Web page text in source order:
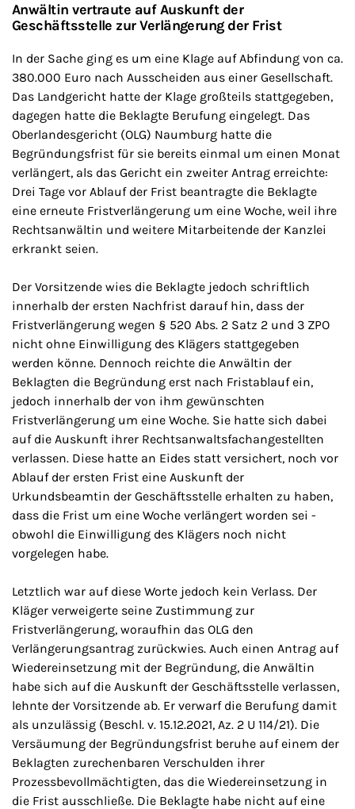
Anwältin vertraute auf Auskunft der
Geschäftsstelle zur Verlängerung der Frist
In der Sache ging es um eine Klage auf Abfindung von ca.
380.000 Euro nach Ausscheiden aus einer Gesellschaft.
Das Landgericht hatte der Klage großteils stattgegeben,
dagegen hatte die Beklagte Berufung eingelegt. Das
Oberlandesgericht (OLG) Naumburg hatte die
Begründungsfrist für sie bereits einmal um einen Monat
verlängert, als das Gericht ein zweiter Antrag erreichte:
Drei Tage vor Ablauf der Frist beantragte die Beklagte
eine erneute Fristverlängerung um eine Woche, weil ihre
Rechtsanwältin und weitere Mitarbeitende der Kanzlei
erkrankt seien.
Der Vorsitzende wies die Beklagte jedoch schriftlich
innerhalb der ersten Nachfrist darauf hin, dass der
Fristverlängerung wegen § 520 Abs. 2 Satz 2 und 3 ZPO
nicht ohne Einwilligung des Klägers stattgegeben
werden könne. Dennoch reichte die Anwältin der
Beklagten die Begründung erst nach Fristablauf ein,
jedoch innerhalb der von ihm gewünschten
Fristverlängerung um eine Woche. Sie hatte sich dabei
auf die Auskunft ihrer Rechtsanwaltsfachangestellten
verlassen. Diese hatte an Eides statt versichert, noch vor
Ablauf der ersten Frist eine Auskunft der
Urkundsbeamtin der Geschäftsstelle erhalten zu haben,
dass die Frist um eine Woche verlängert worden sei -
obwohl die Einwilligung des Klägers noch nicht
vorgelegen habe.
Letztlich war auf diese Worte jedoch kein Verlass. Der
Kläger verweigerte seine Zustimmung zur
Fristverlängerung, woraufhin das OLG den
Verlängerungsantrag zurückwies. Auch einen Antrag auf
Wiedereinsetzung mit der Begründung, die Anwältin
habe sich auf die Auskunft der Geschäftsstelle verlassen,
lehnte der Vorsitzende ab. Er verwarf die Berufung damit
als unzulässig (Beschl. v. 15.12.2021, Az. 2 U 114/21). Die
Versäumung der Begründungsfrist beruhe auf einem der
Beklagten zurechenbaren Verschulden ihrer
Prozessbevollmächtigten, das die Wiedereinsetzung in
die Frist ausschließe. Die Beklagte habe nicht auf eine